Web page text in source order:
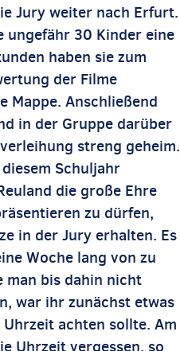
Jury weiter nach Erfurt.
ungefähr 30 Kinder eine
haben sie zum
der Filme
Mappe. Anschließend
in der Gruppe darüber
streng geheim.
Schuljahr
die große Ehre
zu dürfen,
in der Jury erhalten. Es
Woche lang von zu
man bis dahin nicht
war ihr zunächst etwas
achten sollte. Am
Uhrzeit vergessen, so